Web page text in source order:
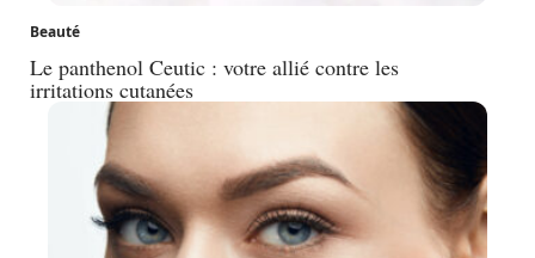
Beauté
Le panthenol Ceutic : votre allié contre les
irritations cutanées